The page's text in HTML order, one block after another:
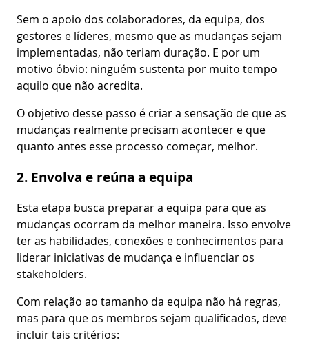
Sem o apoio dos colaboradores, da equipa, dos
gestores e líderes, mesmo que as mudanças sejam
implementadas, não teriam duração. E por um
motivo óbvio: ninguém sustenta por muito tempo
aquilo que não acredita.
O objetivo desse passo é criar a sensação de que as
mudanças realmente precisam acontecer e que
quanto antes esse processo começar, melhor.
2. Envolva e reúna a equipa
Esta etapa busca preparar a equipa para que as
mudanças ocorram da melhor maneira. Isso envolve
ter as habilidades, conexões e conhecimentos para
liderar iniciativas de mudança e influenciar os
stakeholders.
Com relação ao tamanho da equipa não há regras,
mas para que os membros sejam qualificados, deve
incluir tais critérios: